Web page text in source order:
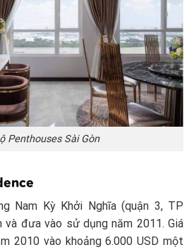
Penthouses Sài Gòn
Nam Kỳ Khởi Nghĩa (quận 3, TP
và đưa vào sử dụng năm 2011. Giá
2010 vào khoảng 6.000 USD một